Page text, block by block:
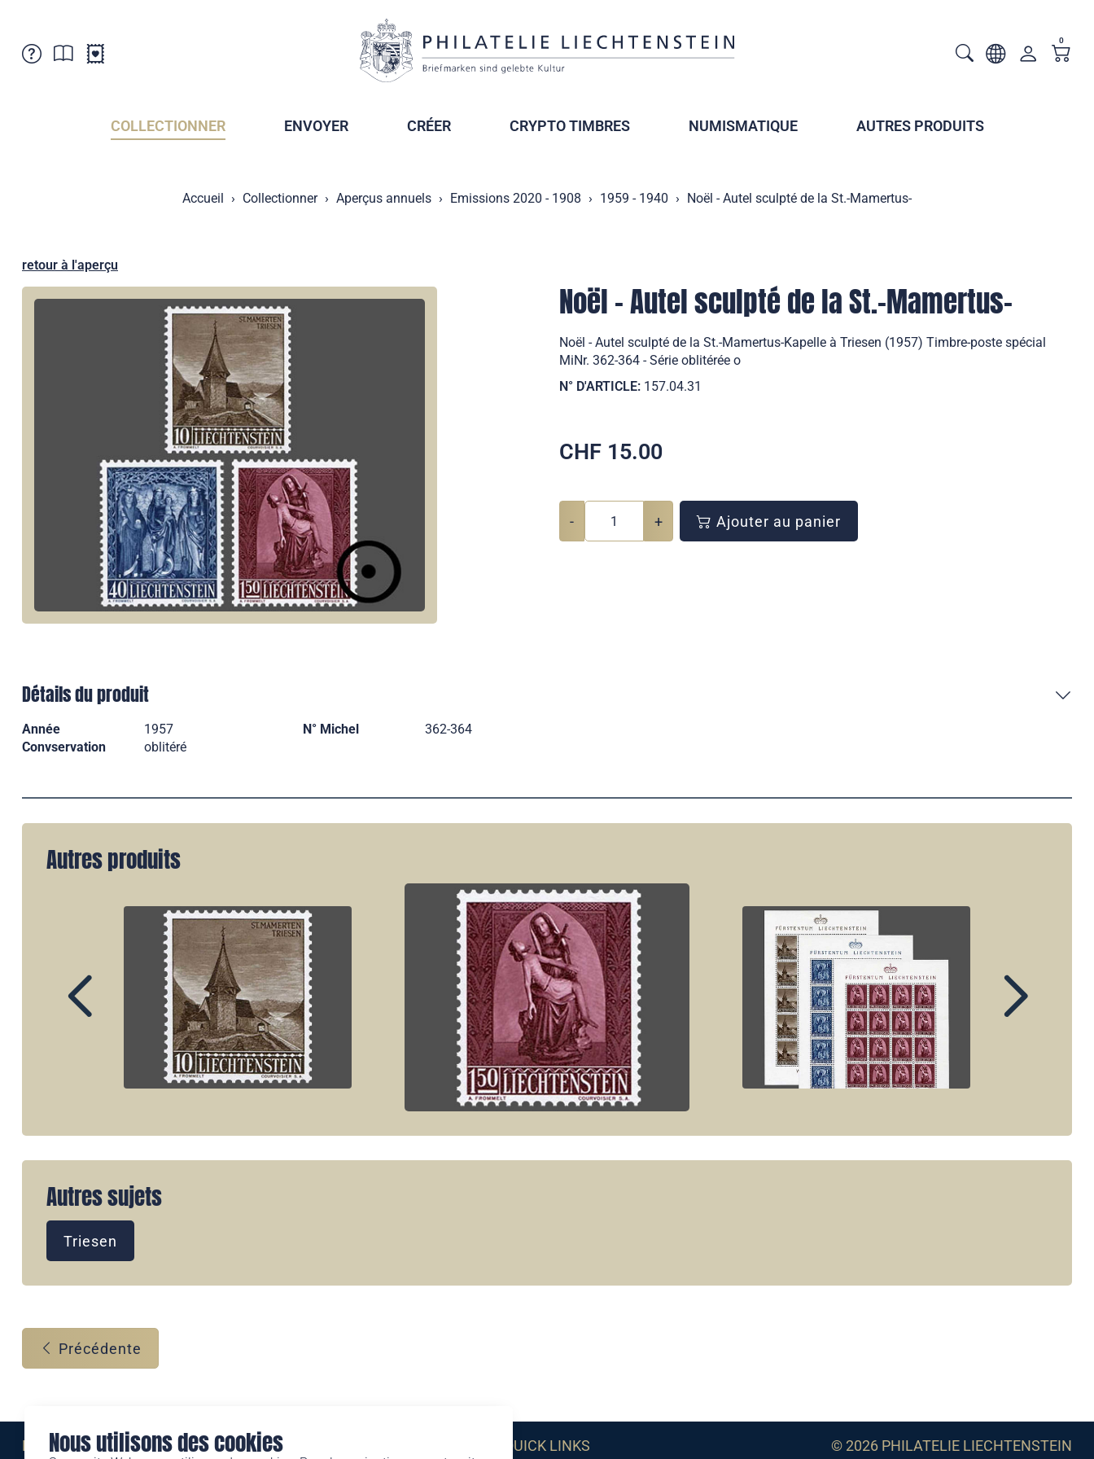
Nous utilisons des cookies
Points de vente
Sociétés de collectionneurs
Abonnement
Archives des timbrage
0
COLLECTIONNER ENVOYER CRÉER CRYPTO TIMBRES NUMISMATIQUE AUTRES PRODUITS
Accueil Collectionner Aperçus annuels Emissions 2020 - 1908 1959 - 1940 Noël - Autel sculpté de la St.-Mamertus-
retour à l'aperçu
Noël - Autel sculpté de la St.-Mamertus-
Noël - Autel sculpté de la St.-Mamertus-Kapelle à Triesen (1957) Timbre-poste spécial
MiNr. 362-364 - Série oblitérée o
N° D'ARTICLE: 157.04.31
CHF 15.00
- + Ajouter au panier
Détails du produit
Année 1957 N° Michel
362-364
Convservation
oblitéré
Autres produits
Autres sujets
Triesen
Précédente
Eine Marke der QUICK LINKS © 2026 PHILATELIE LIECHTENSTEIN